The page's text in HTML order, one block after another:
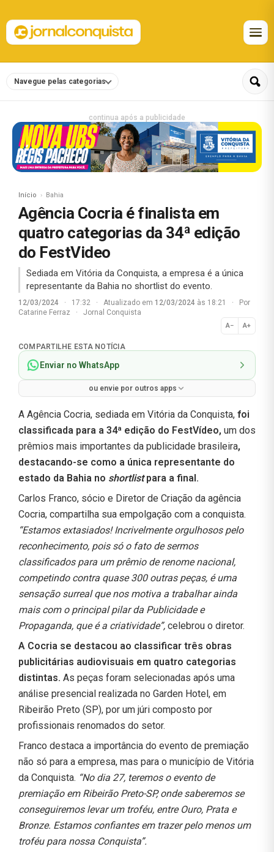
Navegue pelas categorias
continua após a publicidade
Início Bahia
Agência Cocria é finalista em
quatro categorias da 34ª edição
do FestVideo
Sediada em Vitória da Conquista, a empresa é a única
representante da Bahia no shortlist do evento.
12/03/2024 · 17:32 · Atualizado em 12/03/2024 às 18:21 ·
Por
Catarine Ferraz
· Jornal Conquista
A− A+
Normal
COMPARTILHE ESTA NOTÍCIA
Enviar no WhatsApp
ou envie por outros apps
A Agência Cocria, sediada em Vitória da Conquista, foi
classificada para a 34ª edição do FestVídeo, um dos
prêmios mais importantes da publicidade brasileira,
destacando-se como a única representante do
estado da Bahia no shortlistpara a final.
Carlos Franco, sócio e Diretor de Criação da agência
Cocria, compartilha sua empolgação com a conquista.
“Estamos extasiados! Incrivelmente orgulhosos pelo
reconhecimento, pois só o fato de sermos
classificados para um prêmio de renome nacional,
competindo contra quase 300 outras peças, é uma
sensação surreal que nos motiva a trabalhar ainda
mais com o principal pilar da Publicidade e
Propaganda, que é a criatividade”, celebrou o diretor.
A Cocria se destacou ao classificar três obras
publicitárias audiovisuais em quatro categorias
distintas. As peças foram selecionadas após uma
análise presencial realizada no Garden Hotel, em
Ribeirão Preto (SP), por um júri composto por
profissionais renomados do setor.
Franco destaca a importância do evento de premiação
não só para a empresa, mas para o município de Vitória
da Conquista. “No dia 27, teremos o evento de
premiação em Ribeirão Preto-SP, onde saberemos se
conseguiremos levar um troféu, entre Ouro, Prata e
Bronze. Estamos confiantes em trazer pelo menos um
troféu para nossa Conquista”.